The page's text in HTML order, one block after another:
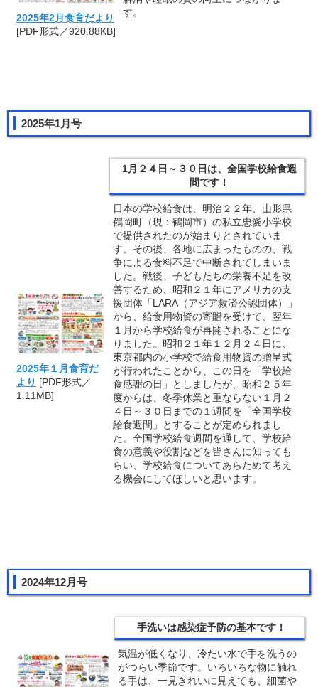
2025年2月食育だより
[PDF形式／920.88KB]
す。
2025年1月号
2025年１月食育だ
より [PDF形式／
1.11MB]
1月２４日～３０日は、全国学校給食週
間です！
日本の学校給食は、明治２２年、山形県
鶴岡町（現：鶴岡市）の私立忠愛小学校
で提供されたのが始まりとされていま
す。その後、各地に広まったものの、戦
争による食料不足で中断されてしまいま
した。戦後、子どもたちの栄養不足を改
善するため、昭和２１年にアメリカの支
援団体「LARA（アジア救済公認団体）」
から、給食用物資の寄贈を受けて、翌年
１月から学校給食が再開されることにな
りました。昭和２１年１２月２４日に、
東京都内の小学校で給食用物資の贈呈式
が行われたことから、この日を「学校給
食感謝の日」としましたが、昭和２５年
度からは、冬季休業と重ならない１月２
４日～３０日までの１週間を「全国学校
給食週間」とすることが定められまし
た。全国学校給食週間を通して、学校給
食の意義や役割などを皆さんに知っても
らい、学校給食についてあらためて考え
る機会にしてほしいと思います。
2024年12月号
手洗いは感染症予防の基本です！
気温が低くなり、冷たい水で手を洗うの
がつらい季節です。いろいろな物に触れ
る手は、一見きれいに見えても、細菌や